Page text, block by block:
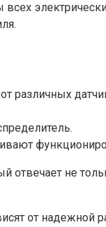
различных
отвечает не
от надежной